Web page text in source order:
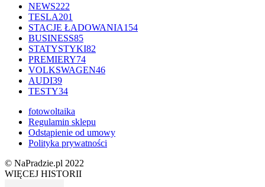
NEWS222
TESLA201
STACJE ŁADOWANIA154
BUSINESS85
STATYSTYKI82
PREMIERY74
VOLKSWAGEN46
AUDI39
TESTY34
fotowoltaika
Regulamin sklepu
Odstąpienie od umowy
Polityka prywatności
© NaPradzie.pl 2022
WIĘCEJ HISTORII